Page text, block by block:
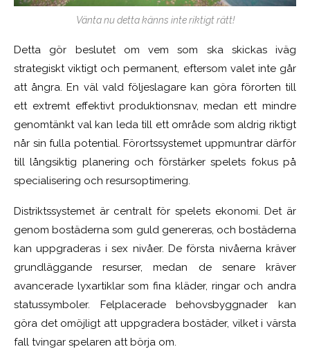
Vänta nu detta känns inte riktigt rätt!
Detta gör beslutet om vem som ska skickas iväg
strategiskt viktigt och permanent, eftersom valet inte går
att ångra. En väl vald följeslagare kan göra förorten till
ett extremt effektivt produktionsnav, medan ett mindre
genomtänkt val kan leda till ett område som aldrig riktigt
når sin fulla potential. Förortssystemet uppmuntrar därför
till långsiktig planering och förstärker spelets fokus på
specialisering och resursoptimering.
Distriktssystemet är centralt för spelets ekonomi. Det är
genom bostäderna som guld genereras, och bostäderna
kan uppgraderas i sex nivåer. De första nivåerna kräver
grundläggande resurser, medan de senare kräver
avancerade lyxartiklar som fina kläder, ringar och andra
statussymboler. Felplacerade behovsbyggnader kan
göra det omöjligt att uppgradera bostäder, vilket i värsta
fall tvingar spelaren att börja om.